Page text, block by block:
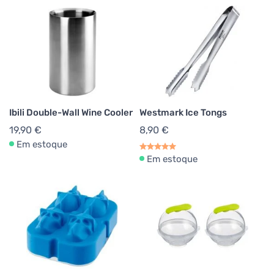
Ibili Double-Wall Wine Cooler
19,90 €
Em estoque
Westmark Ice Tongs
8,90 €
Em estoque